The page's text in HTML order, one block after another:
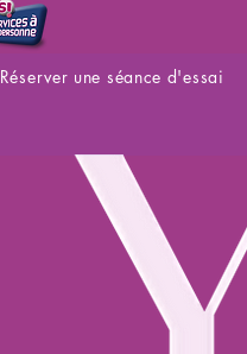
Réserver une séance d'essai